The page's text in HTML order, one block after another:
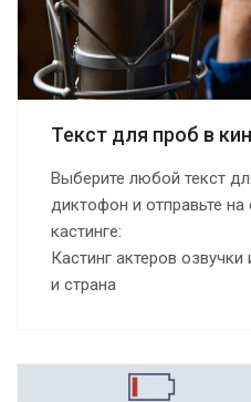
Текст для проб в
Выберите любой текст
диктофон и отправьте
кастинге:
Кастинг актеров
и страна